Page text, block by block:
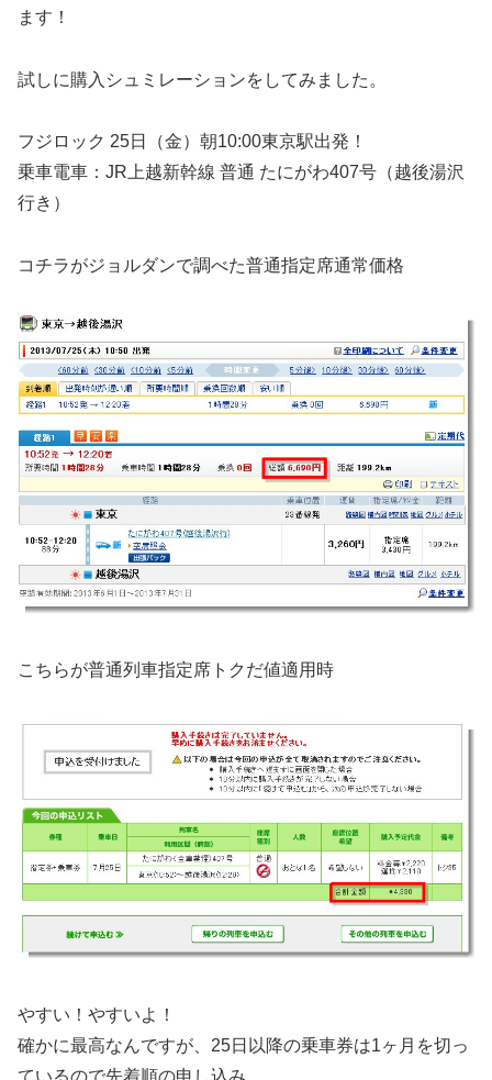
ます！
試しに購入シュミレーションをしてみました。
フジロック 25日（金）朝10:00東京駅出発！
乗車電車：JR上越新幹線 普通 たにがわ407号（越後湯沢
行き）
コチラがジョルダンで調べた普通指定席通常価格
こちらが普通列車指定席トクだ値適用時
やすい！やすいよ！
確かに最高なんですが、25日以降の乗車券は1ヶ月を切っ